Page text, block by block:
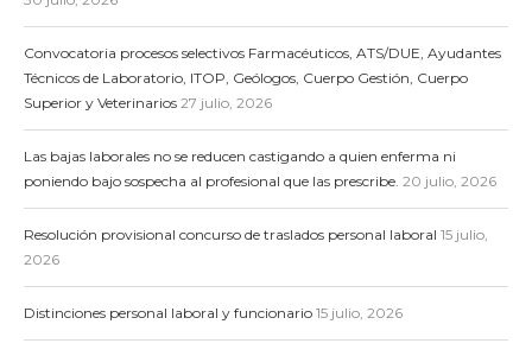
Convocatoria procesos selectivos Farmacéuticos, ATS/DUE, Ayudantes
Técnicos de Laboratorio, ITOP, Geólogos, Cuerpo Gestión, Cuerpo
Superior y Veterinarios 27 julio, 2026
Las bajas laborales no se reducen castigando a quien enferma ni
poniendo bajo sospecha al profesional que las prescribe. 20 julio, 2026
Resolución provisional concurso de traslados personal laboral 15 julio,
2026
Distinciones personal laboral y funcionario 15 julio, 2026